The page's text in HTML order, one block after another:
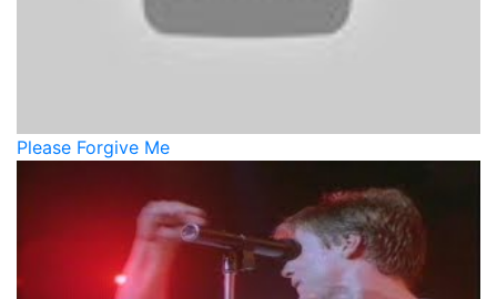
Please Forgive Me